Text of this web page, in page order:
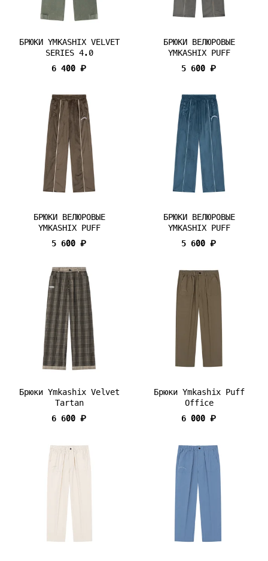
БРЮКИ YMKASHIX VELVET
SERIES 4.0
6 400 ₽
БРЮКИ ВЕЛЮРОВЫЕ
YMKASHIX PUFF
5 600 ₽
БРЮКИ ВЕЛЮРОВЫЕ
YMKASHIX PUFF
5 600 ₽
БРЮКИ ВЕЛЮРОВЫЕ
YMKASHIX PUFF
5 600 ₽
Брюки Ymkashix Velvet
Tartan
6 600 ₽
Брюки Ymkashix Puff
Office
6 000 ₽